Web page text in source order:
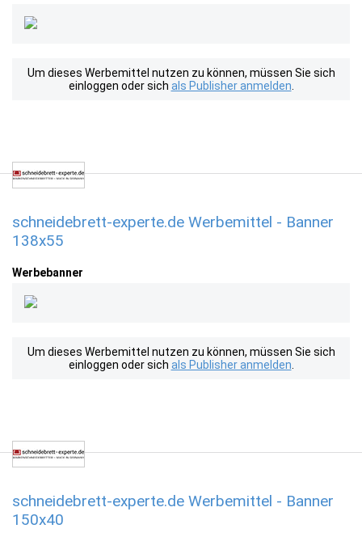
Um dieses Werbemittel nutzen zu können, müssen Sie sich
einloggen oder sich als Publisher anmelden
schneidebrett-experte.de Werbemittel - Banner
138x55
Werbebanner
Um dieses Werbemittel nutzen zu können, müssen Sie sich
einloggen oder sich als Publisher anmelden
schneidebrett-experte.de Werbemittel - Banner
150x40